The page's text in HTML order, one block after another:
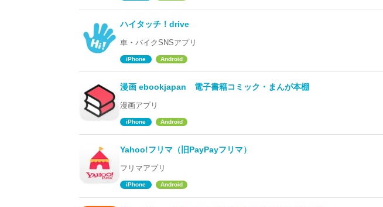
ハイタッチ！drive
車・バイクSNSアプリ
iPhone Android
漫画 ebookjapan 電子書籍コミック・まんが本棚
漫画アプリ
iPhone Android
Yahoo!フリマ（旧PayPayフリマ）
フリマアプリ
iPhone Android